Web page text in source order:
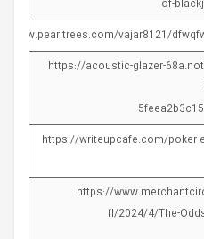
of-
www.pearltrees.com/vajar8121/
https://acoustic-glazer-
https://writeupcafe.com/poker-
https://
fl/2024/4/The-